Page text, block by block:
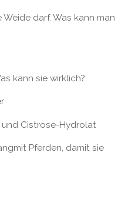
darf. Was kann man
kann sie wirklich?
Cistrose-Hydrolat
Pferden, damit sie